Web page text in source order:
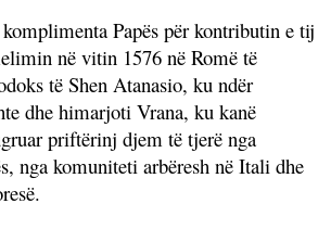
Papës për kontributin e tij
në vitin 1576 në Romë të
të Shen Atanasio, ku ndër
dhe himarjoti Vrana, ku kanë
priftërinj djem të tjerë nga
nga komuniteti arbëresh në Itali dhe